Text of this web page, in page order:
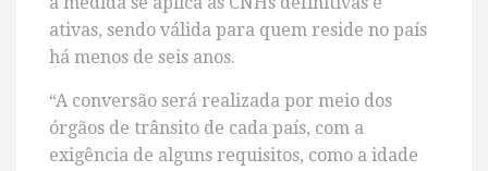
ativas, sendo válida para quem reside no país
há menos de seis anos.
“A conversão será realizada por meio dos
órgãos de trânsito de cada país, com a
exigência de alguns requisitos, como a idade